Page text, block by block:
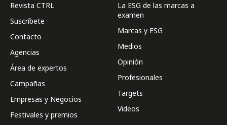
Revista CTRL
Suscríbete
Contacto
Agencias
Área de expertos
Campañas
Empresas y Negocios
Festivales y premios
La ESG de las marcas a
examen
Marcas y ESG
Medios
Opinión
Profesionales
Targets
Videos